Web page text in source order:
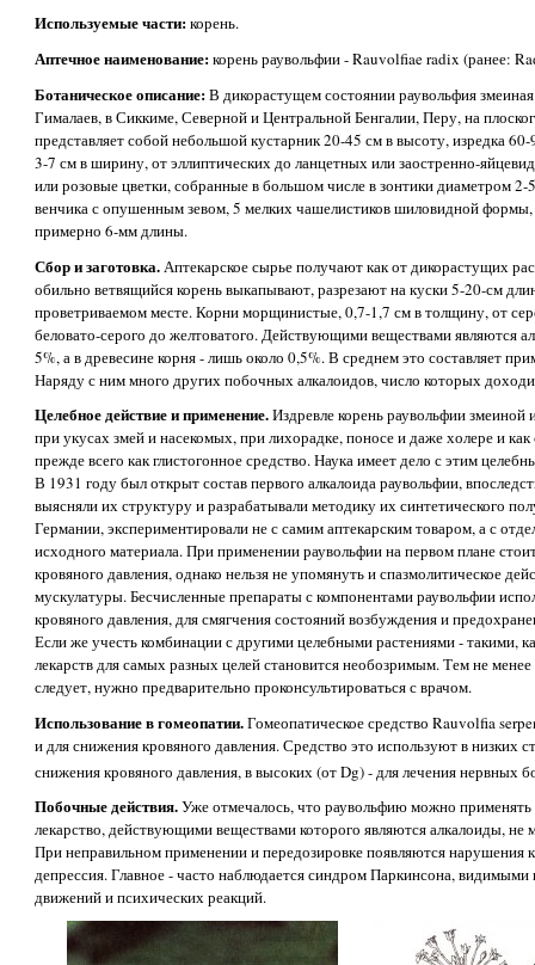
Используемые части:корень.
Аптечное наименование:корень раувольфии - Rauvolfiae radix (ранее:
Ботаническое описание:В дикорастущем состоянии раувольфия
Гималаев, в Сиккиме, Северной и Центральной Бенгалии, Перу, на
представляет собой небольшой кустарник 20-45 см в высоту, изредка
3-7 см в ширину, от эллиптических до ланцетных или заостренно-
или розовые цветки, собранные в большом числе в зонтики диаметром
венчика с опушенным зевом, 5 мелких чашелистиков шиловидной
примерно 6-мм длины.
Сбор и заготовка. Аптекарское сырье получают как от дикорастущих
обильно ветвящийся корень выкапывают, разрезают на куски 5-20-см
проветриваемом месте. Корни морщинистые, 0,7-1,7 см в толщину, от
беловато-серого до желтоватого. Действующими веществами являются
5%, а в древесине корня - лишь около 0,5%. В среднем это составляет
Наряду с ним много других побочных алкалоидов, число которых
Целебное действие и применение.Издревле корень раувольфии
при укусах змей и насекомых, при лихорадке, поносе и даже холере и
прежде всего как глистогонное средство. Наука имеет дело с этим
В 1931 году был открыт состав первого алкалоида раувольфии,
выясняли их структуру и разрабатывали методику их синтетического
Германии, экспериментировали не с самим аптекарским товаром, а с
исходного материала. При применении раувольфии на первом плане
кровяного давления, однако нельзя не упомянуть и спазмолитическое
мускулатуры. Бесчисленные препараты с компонентами раувольфии
кровяного давления, для смягчения состояний возбуждения и
Если же учесть комбинации с другими целебными растениями - такими,
лекарств для самых разных целей становится необозримым. Тем не
следует, нужно предварительно проконсультироваться с врачом.
Использование в гомеопатии.Гомеопатическое средство Rauvolfia
и для снижения кровяного давления. Средство это используют в низких
снижения кровяного давления, в высоких (от Dg) - для лечения нервных
Побочные действия.Уже отмечалось, что раувольфию можно применять
лекарство, действующими веществами которого являются алкалоиды,
При неправильном применении и передозировке появляются
депрессия. Главное - часто наблюдается синдром Паркинсона, видимыми
движений и психических реакций.